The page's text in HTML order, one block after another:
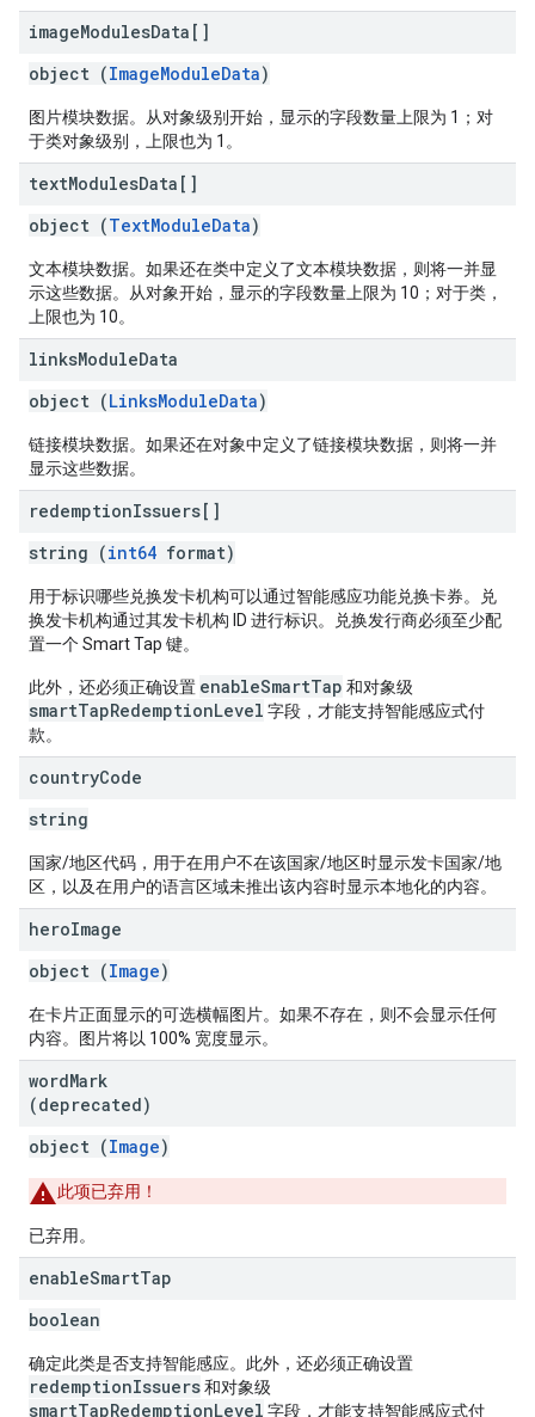
imageModulesData[]
object (ImageModuleData)
图片模块数据。从对象级别开始，显示的字段数量上限为 1；对
于类对象级别，上限也为 1。
textModulesData[]
object (TextModuleData)
文本模块数据。如果还在类中定义了文本模块数据，则将一并显
示这些数据。从对象开始，显示的字段数量上限为 10；对于类，
上限也为 10。
linksModuleData
object (LinksModuleData)
链接模块数据。如果还在对象中定义了链接模块数据，则将一并
显示这些数据。
redemptionIssuers[]
string (int64 format)
用于标识哪些兑换发卡机构可以通过智能感应功能兑换卡券。兑
换发卡机构通过其发卡机构 ID 进行标识。兑换发行商必须至少配
置一个 Smart Tap 键。
此外，还必须正确设置 enableSmartTap 和对象级
smartTapRedemptionLevel 字段，才能支持智能感应式付
款。
countryCode
string
国家/地区代码，用于在用户不在该国家/地区时显示发卡国家/地
区，以及在用户的语言区域未推出该内容时显示本地化的内容。
heroImage
object (Image)
在卡片正面显示的可选横幅图片。如果不存在，则不会显示任何
内容。图片将以 100% 宽度显示。
wordMark
(deprecated)
object (Image)
此项已弃用！
已弃用。
enableSmartTap
boolean
确定此类是否支持智能感应。此外，还必须正确设置
redemptionIssuers和对象级
smartTapRedemptionLevel 字段，才能支持智能感应式付